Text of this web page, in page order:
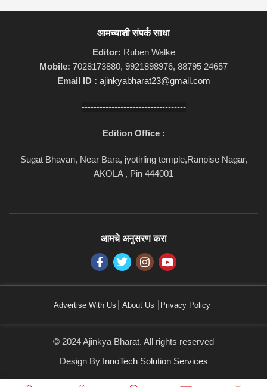
आमच्याशी संपर्क साधा
Editor: Ruben Walke
Mobile: 7028173880, 9921898976, 88795 24657
Email ID : ajinkyabharat23@gmail.com
-----------------------------------
Edition Office :
Sugat Bhavan, Near Bara, jyotirling temple,Ranpise Nagar,
AKOLA , Pin 444001
आमचे अनुसरण करा
Advertise With Us About Us Privacy Policy
© 2024 Ajinkya Bharat. All rights reserved
Design By InnoTech Solution Services